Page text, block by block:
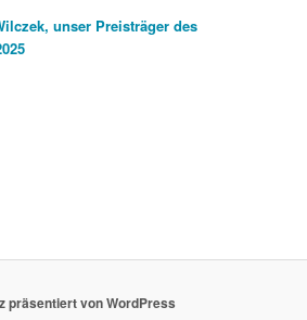
unser Preisträger des
präsentiert von WordPress